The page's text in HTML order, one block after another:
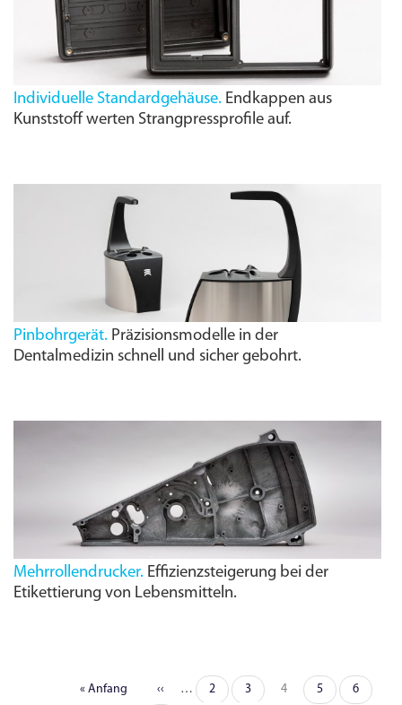
Individuelle Standardgehäuse. Endkappen aus
Kunststoff werten Strangpressprofile auf.
Pinbohrgerät. Präzisionsmodelle in der
Dentalmedizin schnell und sicher gebohrt.
Mehrrollendrucker. Effizienzsteigerung bei der
Etikettierung von Lebens­mitteln.
Seitennummerierung
Erste
« Anfang
Vorherige
‹‹ … Seite
2 Seite
3 Seite
4 Seite
5 Seite
6